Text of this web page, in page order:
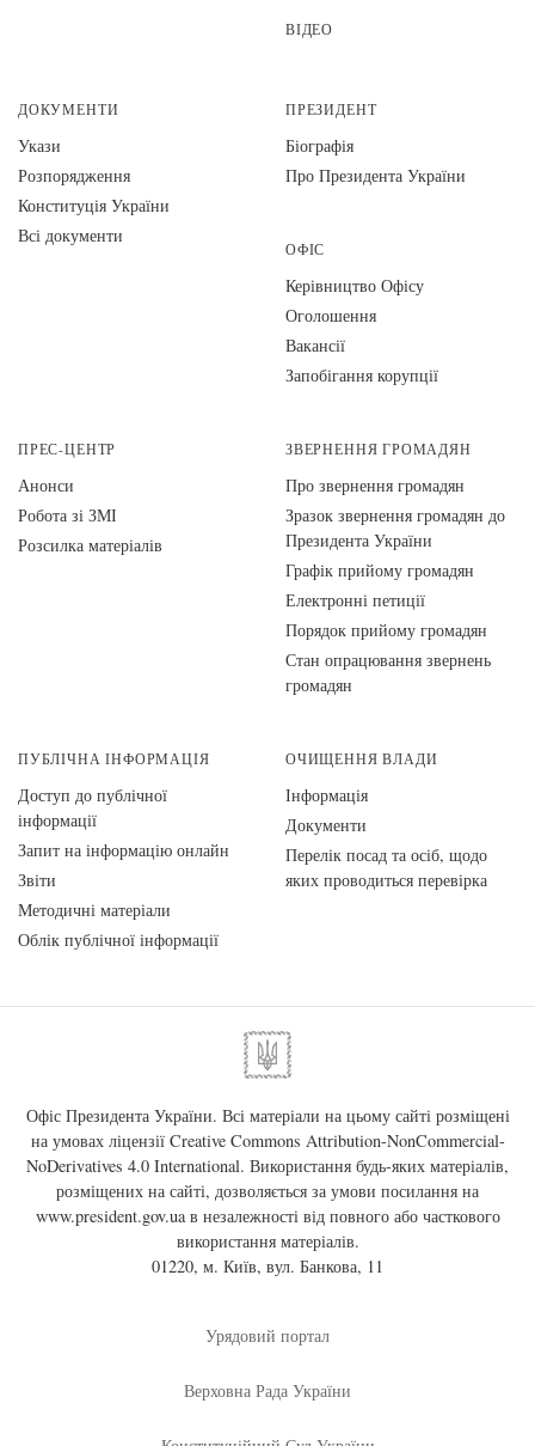
ВІДЕО
ДОКУМЕНТИ
Укази
Розпорядження
Конституція України
Всі документи
ПРЕЗИДЕНТ
Біографія
Про Президента України
ОФІС
Керівництво Офісу
Оголошення
Вакансії
Запобігання корупції
ПРЕС-ЦЕНТР
Анонси
Робота зі ЗМІ
Розсилка матеріалів
ЗВЕРНЕННЯ ГРОМАДЯН
Про звернення громадян
Зразок звернення громадян до
Президента України
Графік прийому громадян
Електронні петиції
Порядок прийому громадян
Стан опрацювання звернень
громадян
ПУБЛІЧНА ІНФОРМАЦІЯ
Доступ до публічної
інформації
Запит на інформацію онлайн
Звіти
Методичні матеріали
Облік публічної інформації
ОЧИЩЕННЯ ВЛАДИ
Інформація
Документи
Перелік посад та осіб, щодо
яких проводиться перевірка
Офіс Президента України. Всі матеріали на цьому сайті розміщені
на умовах ліцензії Creative Commons Attribution-NonCommercial-
NoDerivatives 4.0 International. Використання будь-яких матеріалів,
розміщених на сайті, дозволяється за умови посилання на
www.president.gov.uaв незалежності від повного або часткового
використання матеріалів.
01220, м. Київ, вул. Банкова, 11
Урядовий портал
Верховна Рада України